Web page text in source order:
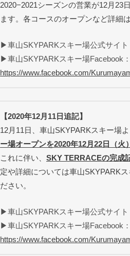
2020−2021シーズンの営業が12月23
ます。各コースのオープンなど詳細
▶車山SKYPARKスキー場公式サイト
▶車山SKYPARKスキー場Facebook：
https://www.facebook.com/
【2020年12月11日追記】
12月11日、車山SKYPARKスキー場
ー場オープンを2020年12月22日（火
これに伴い、 SKY TERRACEの完成
定や詳細については車山SKYPARK
ださい。
▶車山SKYPARKスキー場公式サイト
▶車山SKYPARKスキー場Facebook：
https://www.facebook.com/